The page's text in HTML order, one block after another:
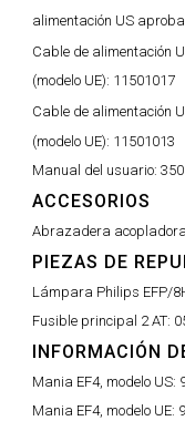
alimentación US
Cable de alimentación
(modelo UE): 11501017
Cable de alimentación
(modelo UE): 11501013
Manual del usuario:
ACCESORIOS
Abrazadera
PIEZAS DE
Lámpara Philips EFP/
Fusible principal 2 AT:
INFORMACIÓN
Mania EF4, modelo US:
Mania EF4, modelo UE: